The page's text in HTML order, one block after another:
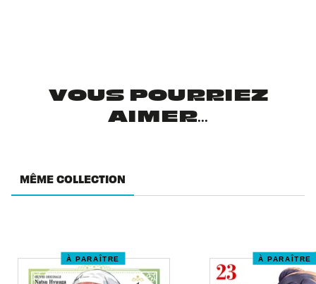
VOUS POURRIEZ
AIMER...
MÊME COLLECTION
À PARAÎTRE À PARAÎTRE